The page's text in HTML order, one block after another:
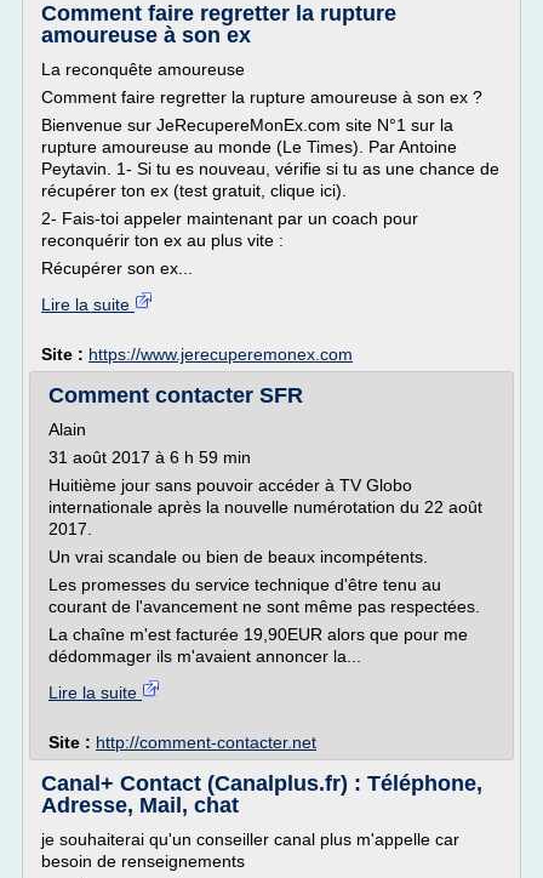
Comment faire regretter la rupture
amoureuse à son ex
La reconquête amoureuse
Comment faire regretter la rupture amoureuse à son ex ?
Bienvenue sur JeRecupereMonEx.com site N°1 sur la
rupture amoureuse au monde (Le Times). Par Antoine
Peytavin. 1- Si tu es nouveau, vérifie si tu as une chance de
récupérer ton ex (test gratuit, clique ici).
2- Fais-toi appeler maintenant par un coach pour
reconquérir ton ex au plus vite :
Récupérer son ex...
Lire la suite
Site : https://www.jerecuperemonex.com
Comment contacter SFR
Alain
31 août 2017 à 6 h 59 min
Huitième jour sans pouvoir accéder à TV Globo
internationale après la nouvelle numérotation du 22 août
2017.
Un vrai scandale ou bien de beaux incompétents.
Les promesses du service technique d'être tenu au
courant de l'avancement ne sont même pas respectées.
La chaîne m'est facturée 19,90EUR alors que pour me
dédommager ils m'avaient annoncer la...
Lire la suite
Site : http://comment-contacter.net
Canal+ Contact (Canalplus.fr) : Téléphone,
Adresse, Mail, chat
je souhaiterai qu'un conseiller canal plus m'appelle car
besoin de renseignements